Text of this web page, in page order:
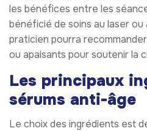
les bénéfices entre les
bénéficié de soins au laser
praticien pourra
ou apaisants pour soutenir la
Les principaux
sérums anti-âge
Le choix des ingrédients est